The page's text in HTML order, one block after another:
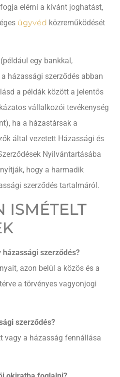
elérni a kívánt joghatást,
ügyvéd közreműködését
egy bankkal,
házassági szerződés abban
a példák között a jelentős
vállalkozói tevékenység
ha a házastársak a
által vezetett Házassági és
Nyilvántartásába
hogy a harmadik
szerződés tartalmáról.
ISMÉTELT
házassági szerződés?
azon belül a közös és a
a törvényes vagyonjogi
szerződés?
vagy a házasság fennállása